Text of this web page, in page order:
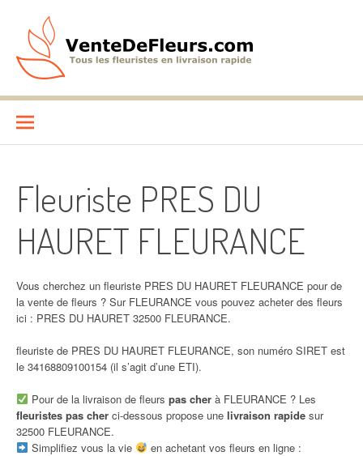
contenu
VenteDeFleurs.com
Fleuriste PRES DU
HAURET FLEURANCE
Vous cherchez un fleuriste PRES DU HAURET FLEURANCE pour de
la vente de fleurs ? Sur FLEURANCE vous pouvez acheter des fleurs
ici : PRES DU HAURET 32500 FLEURANCE.
fleuriste de PRES DU HAURET FLEURANCE, son numéro SIRET est
le 34168809100154 (il s’agit d’une ETI).
Pour de la livraison de fleurs pas cherà FLEURANCE ? Les
fleuristes pas cher ci-dessous propose une livraison rapide sur
32500 FLEURANCE.
Simplifiez vous la vie
en achetant vos fleurs en ligne :